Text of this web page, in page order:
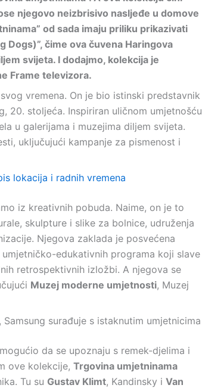
njegovo neizbrisivo nasljeđe u domove
od sada imaju priliku prikazivati
Dogs)”, čime ova čuvena Haringova
svijeta. I dodajmo, kolekcija je
Frame televizora.
vremena. On je bio istinski predstavnik
20. stoljeća. Inspiriran uličnom umjetnošću
u galerijama i muzejima diljem svijeta.
uključujući kampanje za pismenost i
lokacija i radnih vremena
iz kreativnih pobuda. Naime, on je to
skulpture i slike za bolnice, udruženja
Njegova zaklada je posvećena
edukativnih programa koji slave
retrospektivnih izložbi. A njegova se
Muzej moderne umjetnosti, Muzej
surađuje s istaknutim umjetnicima
da se upoznaju s remek-djelima i
ove kolekcije, Trgovina umjetninama
Tu su Gustav Klimt, Kandinsky i Van